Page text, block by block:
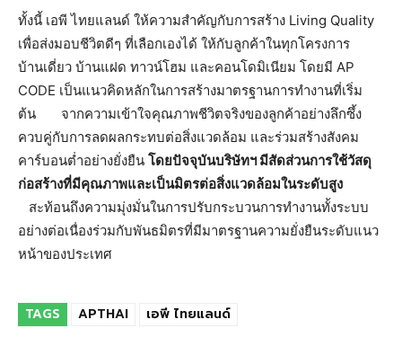
ทั้งนี้ เอพี ไทยแลนด์ ให้ความสำคัญกับการสร้าง Living Quality
เพื่อส่งมอบชีวิตดีๆ ที่เลือกเองได้ ให้กับลูกค้าในทุกโครงการ
บ้านเดี่ยว บ้านแฝด ทาวน์โฮม และคอนโดมิเนียม โดยมี AP
CODE เป็นแนวคิดหลักในการสร้างมาตรฐานการทํางานที่เริ่ม
ต้น จากความเข้าใจคุณภาพชีวิตจริงของลูกค้าอย่างลึกซึ้ง
ควบคู่กับการลดผลกระทบต่อสิ่งแวดล้อม และร่วมสร้างสังคม
คาร์บอนต่ำอย่างยั่งยืน โดยปัจจุบันบริษัทฯ มีสัดส่วนการใช้วัสดุ
ก่อสร้างที่มีคุณภาพและเป็นมิตรต่อสิ่งแวดล้อมในระดับสูง
สะท้อนถึงความมุ่งมั่นในการปรับกระบวนการทำงานทั้งระบบ
อย่างต่อเนื่องร่วมกับพันธมิตรที่มีมาตรฐานความยั่งยืนระดับแนว
หน้าของประเทศ
TAGS APTHAI เอพี ไทยแลนด์